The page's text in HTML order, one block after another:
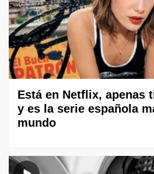
Está en Netflix, apenas
y es la serie española
mundo